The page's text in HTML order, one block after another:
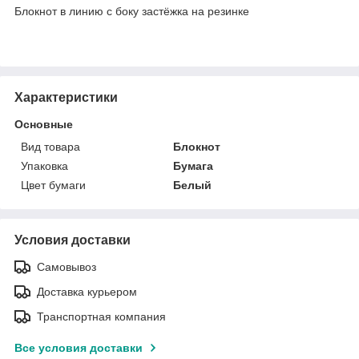
Блокнот в линию с боку застёжка на резинке
Характеристики
Основные
Вид товара
Блокнот
Упаковка
Бумага
Цвет бумаги
Белый
Условия доставки
Самовывоз
Доставка курьером
Транспортная компания
Все условия доставки